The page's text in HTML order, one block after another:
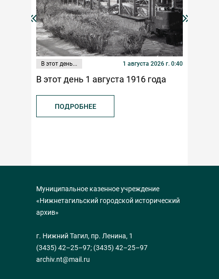
В этот день... 1 августа 2026 г. 0:40
В этот день 1 августа 1916 года
ПОДРОБНЕЕ
Муниципальное казенное учреждение
«Нижнетагильский городской исторический
архив»
г. Нижний Тагил, пр. Ленина, 1
(3435) 42–25–97; (3435) 42–25–97
archiv.nt@mail.ru